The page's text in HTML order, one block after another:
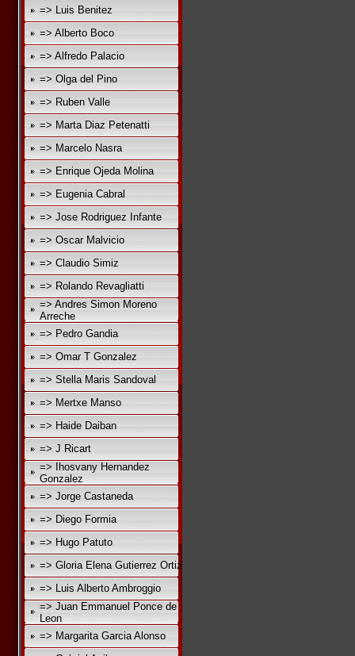
=> Luis Benitez
=> Alberto Boco
=> Alfredo Palacio
=> Olga del Pino
=> Ruben Valle
=> Marta Diaz Petenatti
=> Marcelo Nasra
=> Enrique Ojeda Molina
=> Eugenia Cabral
=> Jose Rodriguez Infante
=> Oscar Malvicio
=> Claudio Simiz
=> Rolando Revagliatti
=> Andres Simon Moreno
Arreche
=> Pedro Gandia
=> Omar T Gonzalez
=> Stella Maris Sandoval
=> Mertxe Manso
=> Haide Daiban
=> J Ricart
=> Ihosvany Hernandez
Gonzalez
=> Jorge Castaneda
=> Diego Formia
=> Hugo Patuto
=> Gloria Elena Gutierrez Ortiz
=> Luis Alberto Ambroggio
=> Juan Emmanuel Ponce de
Leon
=> Margarita Garcia Alonso